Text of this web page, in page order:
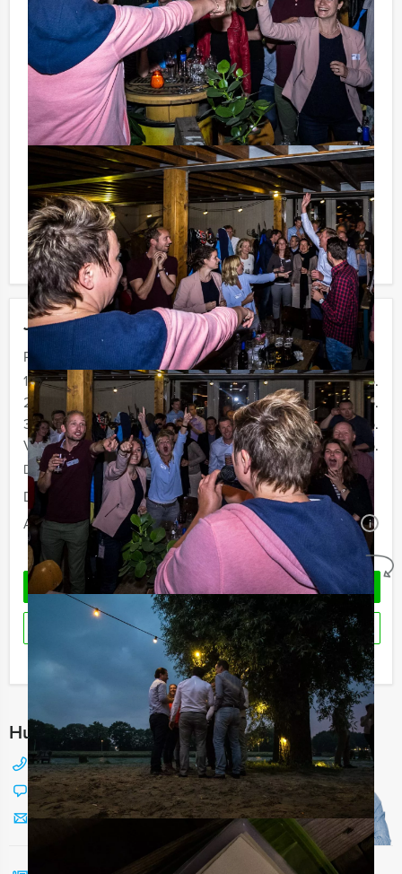
Jouw uitje
Prijs :
12 - 19 personen
€ 62,50 p.p.
20 - 29 personen
€ 59,50 p.p.
30 - 39 personen
€ 56,50 p.p.
Vanaf 40 personen
€ 54,50 p.p.
De prijzen zijn exclusief BTW
Duur:
3 uur en 30 minuten
Aantal:
Minimaal 12 personen i
Geheel vrijblijvend
OFFERTE AANVRAGEN
RESERVEREN
Ik heb een vraag over dit uitje
Hulp nodig bij het kiezen?
088 428 81 17
Chat met Jeroen
Stuur ons een mailtje
Tip:
Niet telkens uw knip hoeven trekken om uw drankje af
te rekenen? Voor € 13,50 per persoon per uur (excl.
BTW) kunt u gebruikmaken van het drankarrangement,
waarbij u onbeperkt kunt genieten van bier, fris,
huiswijn, koffie en thee. En... zo komt u ook achteraf
niet voor verrassingen te staan!
Reservering voor kleinere groepen:
Komt u niet aan het minimale aantal deelnemers? Als u
bereid bent voor het minimale aantal te betalen, kunt u
ook gewoon voor minder personen boeken!